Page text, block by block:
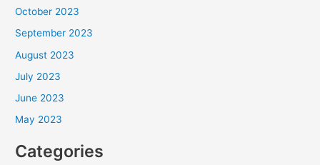
October 2023
September 2023
August 2023
July 2023
June 2023
May 2023
Categories